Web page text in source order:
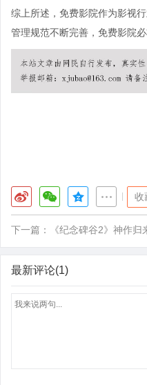
综上所述，免费影院作为影视
管理规范不断完善，免费影院
收
下一篇： 《纪念碑谷2》神作
最新评论(1)